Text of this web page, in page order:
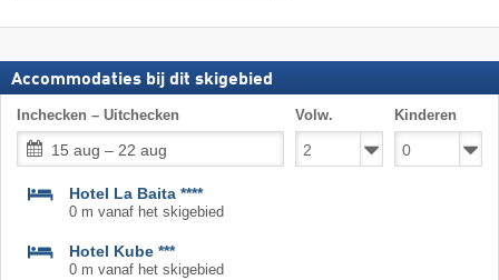
Accommodaties bij dit skigebied
Inchecken – Uitchecken
15 aug – 22 aug
Volw. Kinderen
Hotel La Baita ****
0 m vanaf het skigebied
Hotel Kube ***
0 m vanaf het skigebied